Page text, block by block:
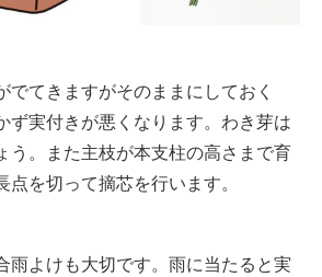
でてきますがそのままにしておく
ず実付きが悪くなります。わき芽は
う。また主枝が本支柱の高さまで育
を切って摘芯を行います。
雨よけも大切です。雨に当たると実